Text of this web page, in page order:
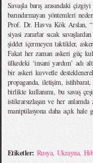
Savaşla barış arasındaki
barındırmayan yöntemleri
Prof. Dr. Havva Kök Arslan,
siyasi zararlar sıcak
şiddet içermeyen taktikler,
Fakat her zaman askeri güç
ülkedeki ‘insani yardım’ adı
bir askeri kuvvetle
propaganda, iletişim,
birlikte kullanımı, bu savaş
istikrarsızlaşan ve her
manipülasyona daha açık hale
Etiketler: Rusya, Ukrayna,